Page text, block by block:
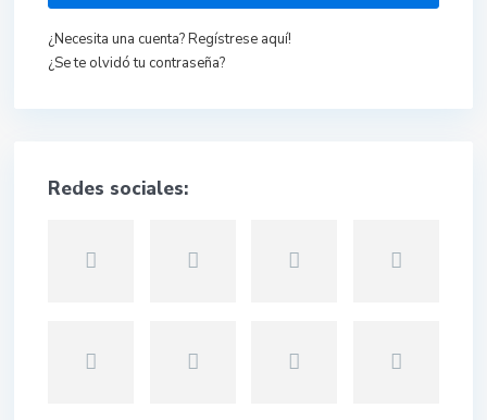
¿Necesita una cuenta? Regístrese aquí!
¿Se te olvidó tu contraseña?
Redes sociales: